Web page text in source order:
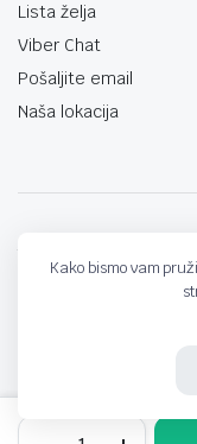
Lista želja
Viber Chat
Pošaljite email
Naša lokacija
Kako bismo vam